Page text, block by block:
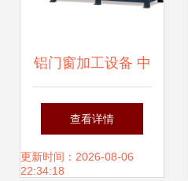
铝门窗加工设备 中
柱六刀端面铣床产
品展示与相册
查看详情
更新时间：2026-08-06
22:34:18